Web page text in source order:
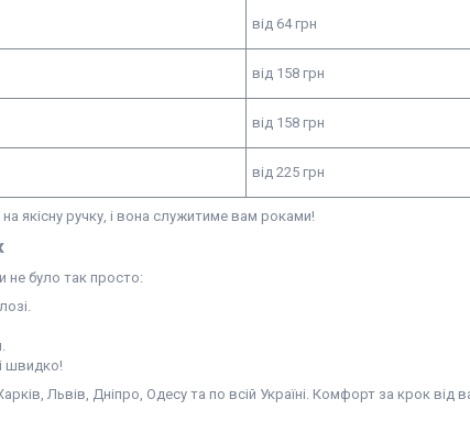
від 64 грн
від 158 грн
від 158 грн
від 225 грн
якісну ручку, і вона служитиме вам роками!
не було так просто:
швидко!
Львів, Дніпро, Одесу та по всій Україні. Комфорт за крок від